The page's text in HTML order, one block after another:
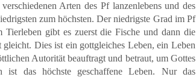
Arten des Pf lanzenlebens und des
zum höchsten. Der niedrigste Grad im Pf
gibt es zuerst die Fische und dann die
Dies ist ein gottgleiches Leben, ein Leben
Autorität beauftragt und betraut, um Gottes
ist das höchste geschaffene Leben. Nur das